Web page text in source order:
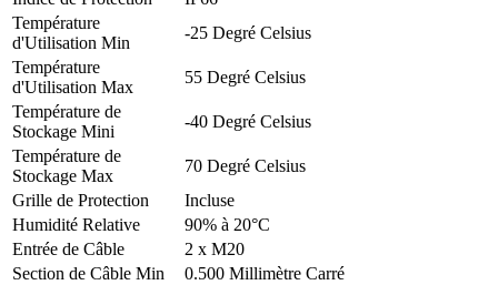
Température
d'Utilisation Min
-25 Degré Celsius
Température
d'Utilisation Max
55 Degré Celsius
Température de
Stockage Mini
-40 Degré Celsius
Température de
Stockage Max
70 Degré Celsius
Grille de Protection
Incluse
Humidité Relative
90% à 20°C
Entrée de Câble
2 x M20
Section de Câble Min
0.500 Millimètre Carré